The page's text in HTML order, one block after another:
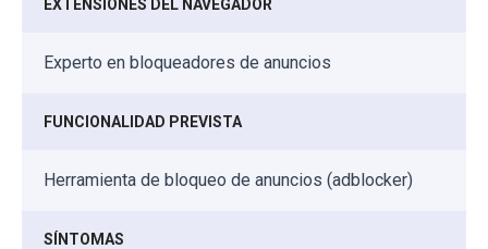
EXTENSIONES DEL NAVEGADOR
Experto en bloqueadores de anuncios
FUNCIONALIDAD PREVISTA
Herramienta de bloqueo de anuncios (adblocker)
SÍNTOMAS